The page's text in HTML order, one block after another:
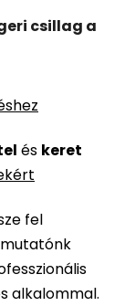
és keret
fel
alkalommal.
csillag a